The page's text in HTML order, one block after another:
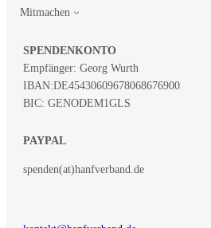
Mitmachen
SPENDENKONTO
Empfänger: Georg Wurth
IBAN:DE45430609678068676900
BIC: GENODEM1GLS
PAYPAL
spenden(at)hanfverband.de